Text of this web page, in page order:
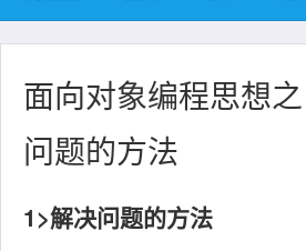
面向对象编程思想
问题的方法
1>解决问题的方法